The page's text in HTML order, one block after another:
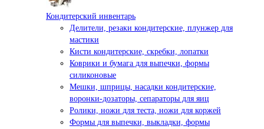
Кондитерский инвентарь
Делители, резаки кондитерские, плунжер для
мастики
Кисти кондитерские, скребки, лопатки
Коврики и бумага для выпечки, формы
силиконовые
Мешки, шприцы, насадки кондитерские,
воронки-дозаторы, сепараторы для яиц
Ролики, ножи для теста, ножи для коржей
Формы для выпечки, выкладки, формы